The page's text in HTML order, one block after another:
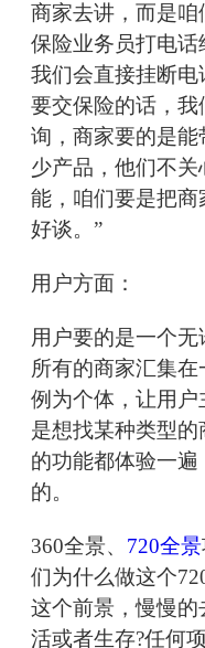
商家去讲，而是
保险业务员打电
我们会直接挂断
要交保险的话，
询，商家要的是
少产品，他们不
能，咱们要是把
好谈。”
用户方面：
用户要的是一个
所有的商家汇集
例为个体，让用
是想找某种类型
的功能都体验一
的。
360全景、 720全景
们为什么做这个
这个前景，慢慢
活或者生存?任何